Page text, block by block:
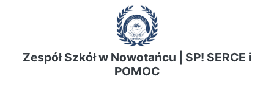
Zespół Szkół w Nowotańcu | SP! SERCE i
POMOC